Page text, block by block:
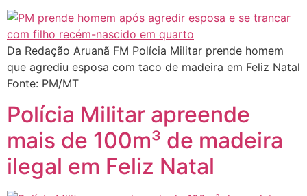
Da Redação Aruanã FM Polícia Militar prende homem
que agrediu esposa com taco de madeira em Feliz Natal
Fonte: PM/MT
Polícia Militar apreende
mais de 100m³ de madeira
ilegal em Feliz Natal